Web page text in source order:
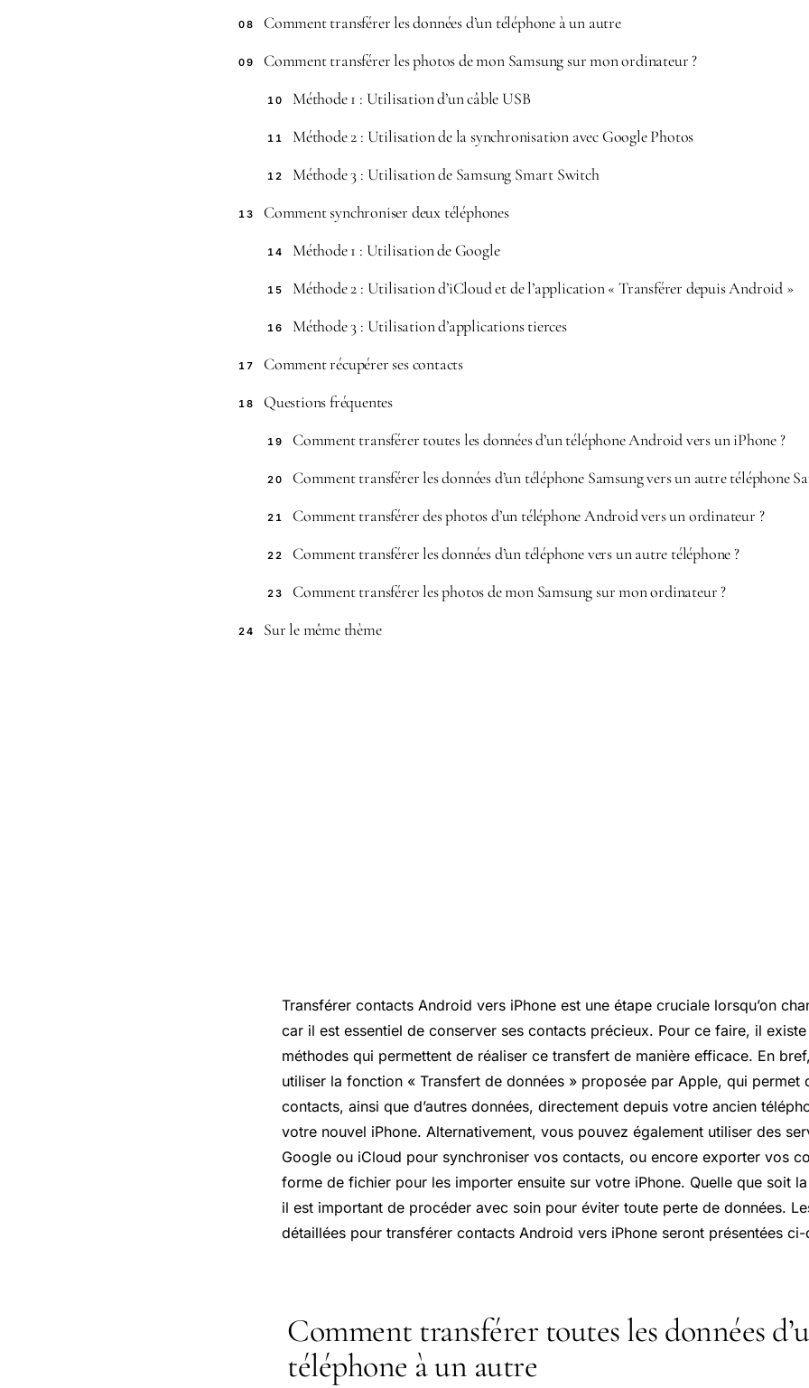
08 Comment transférer les données d’un téléphone à un autre
09 Comment transférer les photos de mon Samsung sur mon ordinateur ?
10 Méthode 1 : Utilisation d’un câble USB
11 Méthode 2 : Utilisation de la synchronisation avec Google Photos
12 Méthode 3 : Utilisation de Samsung Smart Switch
13 Comment synchroniser deux téléphones
14 Méthode 1 : Utilisation de Google
15 Méthode 2 : Utilisation d’iCloud et de l’application « Transférer depuis Android »
16 Méthode 3 : Utilisation d’applications tierces
17 Comment récupérer ses contacts
18 Questions fréquentes
19 Comment transférer toutes les données d’un téléphone Android vers un iPhone ?
20 Comment transférer les données d’un téléphone Samsung vers un autre téléphone
21 Comment transférer des photos d’un téléphone Android vers un ordinateur ?
22 Comment transférer les données d’un téléphone vers un autre téléphone ?
23 Comment transférer les photos de mon Samsung sur mon ordinateur ?
24 Sur le même thème
Transférer contacts Android vers iPhone est une étape cruciale lorsqu’on
car il est essentiel de conserver ses contacts précieux. Pour ce faire, il
méthodes qui permettent de réaliser ce transfert de manière efficace. En
utiliser la fonction « Transfert de données » proposée par Apple, qui permet
contacts, ainsi que d’autres données, directement depuis votre ancien
votre nouvel iPhone. Alternativement, vous pouvez également utiliser des
Google ou iCloud pour synchroniser vos contacts, ou encore exporter vos
forme de fichier pour les importer ensuite sur votre iPhone. Quelle que soit
il est important de procéder avec soin pour éviter toute perte de données.
détaillées pour transférer contacts Android vers iPhone seront présentées ci-
Comment transférer toutes les données
téléphone à un autre